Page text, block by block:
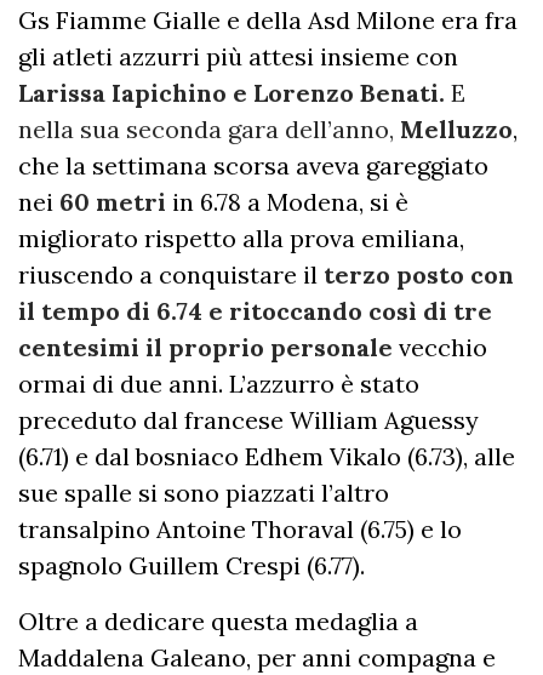
Gs Fiamme Gialle e della Asd Milone era fra
gli atleti azzurri più attesi insieme con
Larissa Iapichino e Lorenzo Benati. E
nella sua seconda gara dell’anno, Melluzzo,
che la settimana scorsa aveva gareggiato
nei 60 metri in 6.78 a Modena, si è
migliorato rispetto alla prova emiliana,
riuscendo a conquistare il terzo posto con
il tempo di 6.74 e ritoccando così di tre
centesimi il proprio personale vecchio
ormai di due anni. L’azzurro è stato
preceduto dal francese William Aguessy
(6.71) e dal bosniaco Edhem Vikalo (6.73), alle
sue spalle si sono piazzati l’altro
transalpino Antoine Thoraval (6.75) e lo
spagnolo Guillem Crespi (6.77).
Oltre a dedicare questa medaglia a
Maddalena Galeano, per anni compagna e